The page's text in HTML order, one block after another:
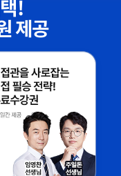
!
제공